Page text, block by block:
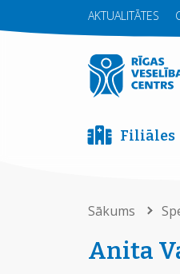
AKTUALITĀTES
Filiāles
Sākums
Anita